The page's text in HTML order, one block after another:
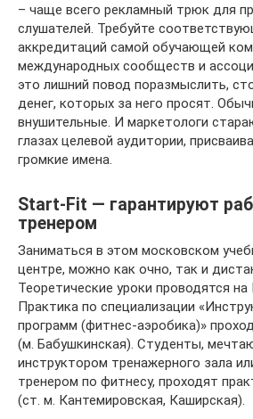
– чаще всего рекламный трюк для
слушателей. Требуйте
аккредитаций самой обучающей
международных сообществ и
это лишний повод поразмыслить,
денег, которых за него просят.
внушительные. И маркетологи
глазах целевой аудитории,
громкие имена.
Start-Fit — гарантируют
тренером
Заниматься в этом московском
центре, можно как очно, так и
Теоретические уроки проводятся
Практика по специализации
программ (фитнес-аэробика)»
(м. Бабушкинская). Студенты,
инструктором тренажерного зала
тренером по фитнесу, проходят
(ст. м. Кантемировская, Каширская).